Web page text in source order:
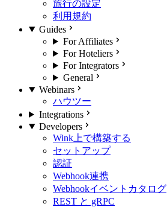
旅行の設定
利用規約
Guides
For Affiliates
For Hoteliers
For Integrators
General
Webinars
ハウツー
Integrations
Developers
Wink上で構築する
セットアップ
認証
Webhook連携
Webhookイベントカタログ
REST と gRPC